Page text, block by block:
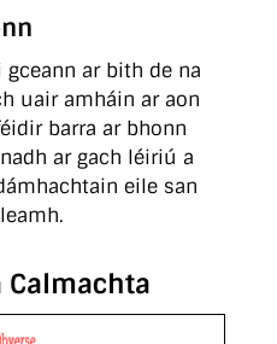
ar bith de na
uair amháin ar aon
barra ar bhonn
ar gach léiriú a
eile san
Calmachta